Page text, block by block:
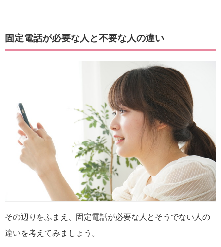
固定電話が必要な人と不要な人の違い
その辺りをふまえ、固定電話が必要な人とそうでない人の
違いを考えてみましょう。